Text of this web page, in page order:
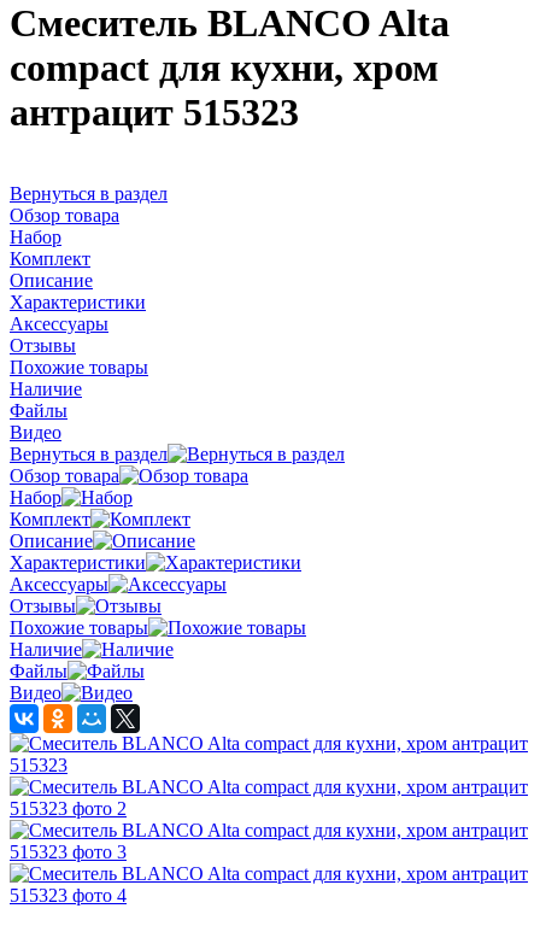
Смеситель BLANCO Alta
compact для кухни, хром
антрацит 515323
Вернуться в раздел
Обзор товара
Набор
Комплект
Описание
Характеристики
Аксессуары
Отзывы
Похожие товары
Наличие
Файлы
Видео
Вернуться в раздел
Обзор товара
Набор
Комплект
Описание
Характеристики
Аксессуары
Отзывы
Похожие товары
Наличие
Файлы
Видео